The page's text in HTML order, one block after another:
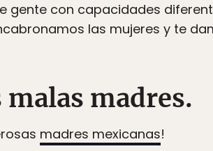
gente con capacidades
las mujeres y te
madres.
madres mexicanas!